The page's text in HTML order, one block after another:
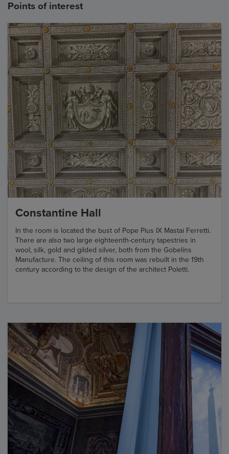
Points of interest
Constantine Hall
In the room is located the bust of Pope Pius IX Mastai Ferretti.
There are also two large eighteenth-century tapestries in
wool, silk, gold and gilded silver, both from the Gobelins
Manufacture. The ceiling of this room was rebuilt in the 19th
century according to the design of the architect Poletti.